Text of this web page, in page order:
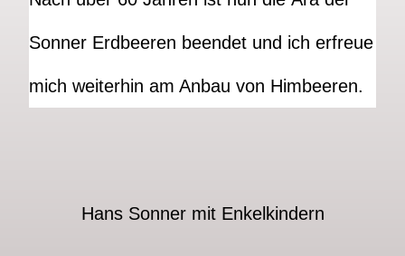
Sonner Erdbeeren beendet und ich erfreue
mich weiterhin am Anbau von Himbeeren.
Hans Sonner mit Enkelkindern